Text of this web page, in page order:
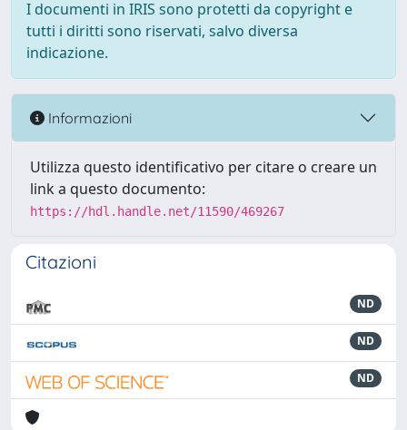
I documenti in IRIS sono protetti da copyright e
tutti i diritti sono riservati, salvo diversa
indicazione.
Informazioni
Utilizza questo identificativo per citare o creare un
link a questo documento:
https://hdl.handle.net/11590/469267
Citazioni
ND
ND
ND